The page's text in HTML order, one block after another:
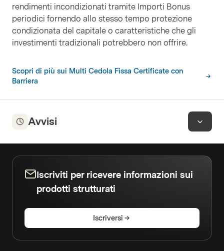
rendimenti incondizionati tramite Importi Bonus
periodici fornendo allo stesso tempo protezione
condizionata del capitale o caratteristiche che gli
investimenti tradizionali potrebbero non offrire.
Scopri di più sui Multi Cedola Fissa Certificate con
Barriera
Avvisi
Iscriviti per ricevere informazioni sui
prodotti strutturati
Iscriversi